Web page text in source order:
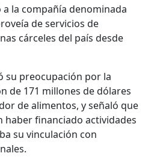
la compañía denominada
de servicios de
cárceles del país desde
su preocupación por la
de 171 millones de dólares
de alimentos, y señaló que
haber financiado actividades
su vinculación con